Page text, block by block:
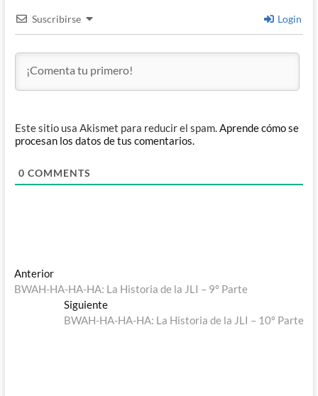
Suscribirse Login
Este sitio usa Akismet para reducir el spam.Aprende cómo se
procesan los datos de tus comentarios.
0 COMMENTS
Navegación
de
entradas
AnteriorEntrada
anterior:
BWAH-HA-HA-HA: La Historia de la JLI – 9º Parte
SiguienteEntrada
siguiente:
BWAH-HA-HA-HA: La Historia de la JLI – 10º Parte